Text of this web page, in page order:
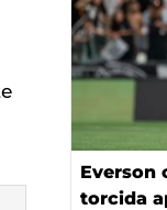
Everson
torcida